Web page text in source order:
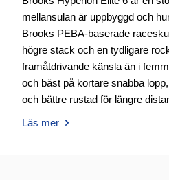
mellansulan är uppbyggd och
Brooks PEBA-baserade
högre stack och en tydligare
framåtdrivande känsla än i
och bäst på kortare snabba
och bättre rustad för längre
Läs mer